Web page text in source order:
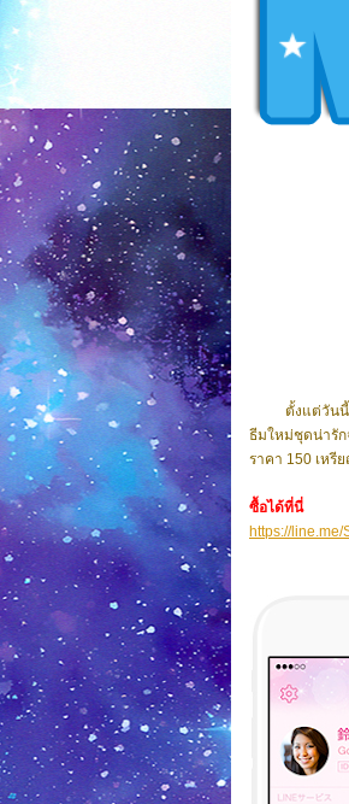
ตั้งแต่วันนี้! วั
ธีมใหม่ชุดน่ารัก
ราคา 150 เหรี
ซื้อได้ที่นี่
https://